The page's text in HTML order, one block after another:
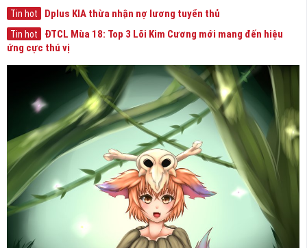
Tin hot Dplus KIA thừa nhận nợ lương tuyển thủ
Tin hot
ĐTCL Mùa 18: Top 3 Lõi Kim Cương mới mang đến hiệu
ứng cực thú vị